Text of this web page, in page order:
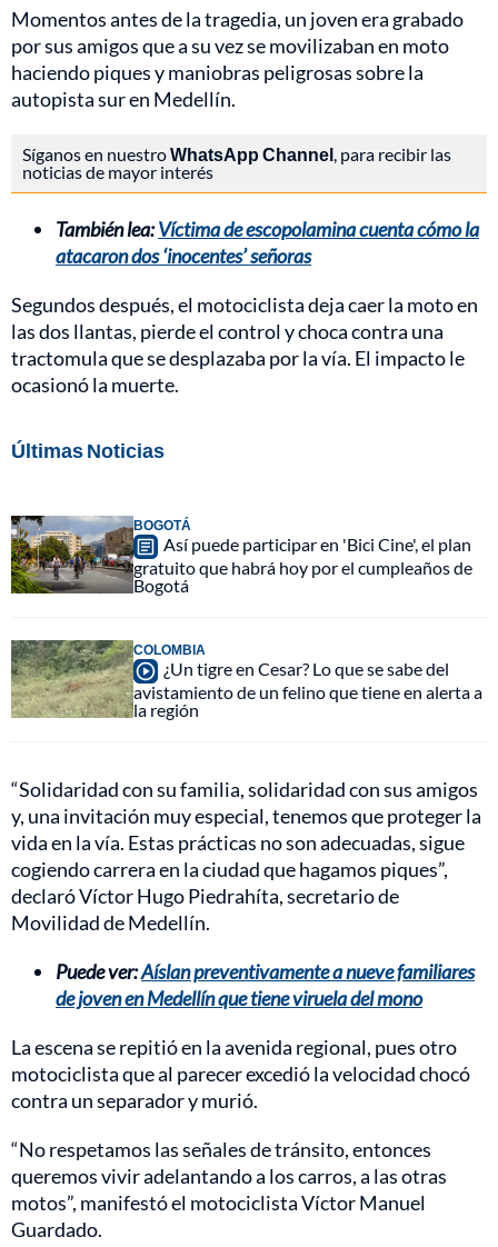
Momentos antes de la tragedia, un joven era grabado
por sus amigos que a su vez se movilizaban en moto
haciendo piques y maniobras peligrosas sobre la
autopista sur en Medellín.
Síganos en nuestroWhatsApp Channel , para recibir las
noticias de mayor interés
También lea:Víctima de escopolamina cuenta cómo la
atacaron dos ‘inocentes’ señoras
Segundos después, el motociclista deja caer la moto en
las dos llantas, pierde el control y choca contra una
tractomula que se desplazaba por la vía. El impacto le
ocasionó la muerte.
Últimas Noticias
BOGOTÁ
Así puede participar en 'Bici Cine', el plan
gratuito que habrá hoy por el cumpleaños de
Bogotá
COLOMBIA
¿Un tigre en Cesar? Lo que se sabe del
avistamiento de un felino que tiene en alerta a
la región
“Solidaridad con su familia, solidaridad con sus amigos
y, una invitación muy especial, tenemos que proteger la
vida en la vía. Estas prácticas no son adecuadas, sigue
cogiendo carrera en la ciudad que hagamos piques”,
declaró Víctor Hugo Piedrahíta, secretario de
Movilidad de Medellín.
Puede ver:Aíslan preventivamente a nueve familiares
de joven en Medellín que tiene viruela del mono
La escena se repitió en la avenida regional, pues otro
motociclista que al parecer excedió la velocidad chocó
contra un separador y murió.
“No respetamos las señales de tránsito, entonces
queremos vivir adelantando a los carros, a las otras
motos”, manifestó el motociclista Víctor Manuel
Guardado.